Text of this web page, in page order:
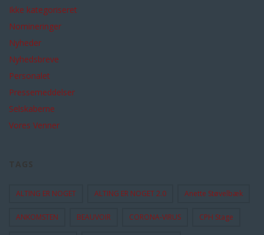
Ikke kategoriseret
Nomineringer
Nyheder
Nyhedsbreve
Personalet
Pressemeddelser
Selskaberne
Vores Venner
ALTING ER NOGET ALTING ER NOGET 2.0 Anette Støvelbæk
ANKOMSTEN BEAUVOIR CORONA-VIRUS CPH Stage